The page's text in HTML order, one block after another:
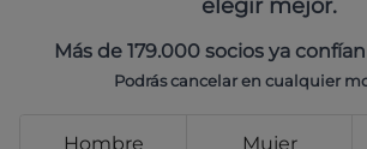
elegir mejor.
Más de 179.000 socios ya
Podrás cancelar en cualquier
Hombre Mujer